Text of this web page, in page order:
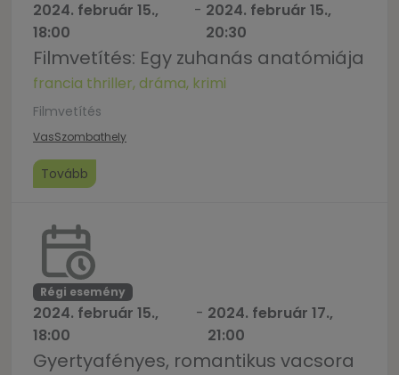
2024. február 15.,
18:00
- 2024. február 15.,
20:30
Filmvetítés: Egy zuhanás anatómiája
francia thriller, dráma, krimi
Filmvetítés
VasSzombathely
Tovább
Régi esemény
2024. február 15.,
18:00
- 2024. február 17.,
21:00
Gyertyafényes, romantikus vacsora